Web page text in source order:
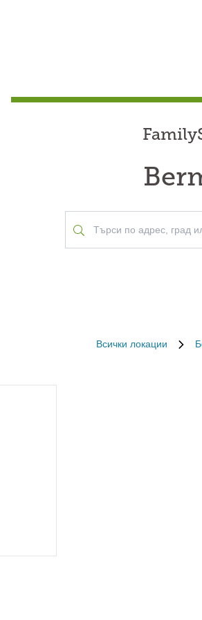
Всички локации